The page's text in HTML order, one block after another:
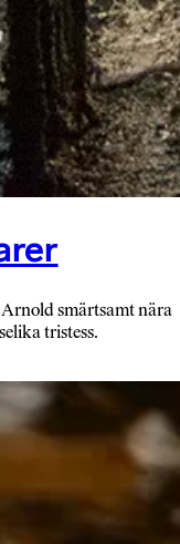
smärtsamt nära
tristess.